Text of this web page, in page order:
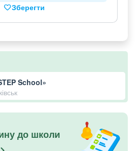
Зберегти
School»
до школи